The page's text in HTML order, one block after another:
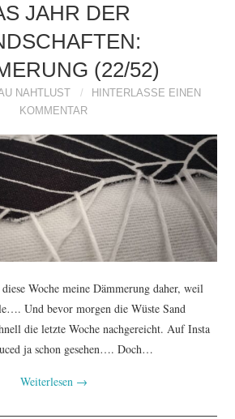
JAHR DER
(22/52)
NAHTLUST
HINTERLASSE EINEN
KOMMENTAR
Woche meine Dämmerung daher, weil
Und bevor morgen die Wüste Sand
die letzte Woche nachgereicht. Auf Insta
ja schon gesehen…. Doch…
Weiterlesen →